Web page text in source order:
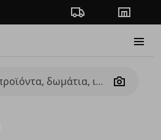
Πορεία παραγγελίας
Camera